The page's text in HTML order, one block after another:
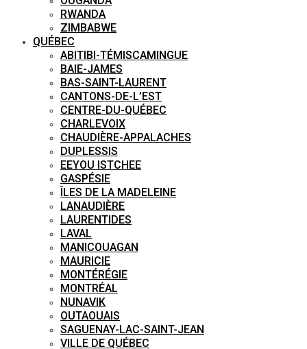
RWANDA
ZIMBABWE
QUÉBEC
ABITIBI-TÉMISCAMINGUE
BAIE-JAMES
BAS-SAINT-LAURENT
CANTONS-DE-L’EST
CENTRE-DU-QUÉBEC
CHARLEVOIX
CHAUDIÈRE-APPALACHES
DUPLESSIS
EEYOU ISTCHEE
GASPÉSIE
ÎLES DE LA MADELEINE
LANAUDIÈRE
LAURENTIDES
LAVAL
MANICOUAGAN
MAURICIE
MONTÉRÉGIE
MONTRÉAL
NUNAVIK
OUTAOUAIS
SAGUENAY-LAC-SAINT-JEAN
VILLE DE QUÉBEC